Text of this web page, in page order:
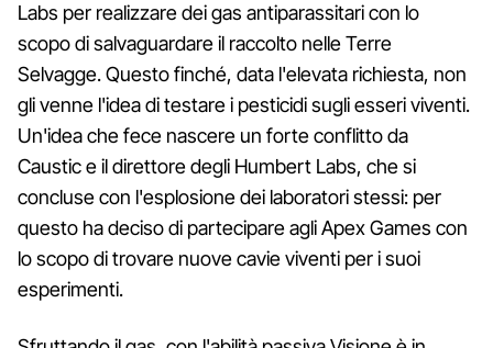
Labs per realizzare dei gas antiparassitari con lo
scopo di salvaguardare il raccolto nelle Terre
Selvagge. Questo finché, data l'elevata richiesta, non
gli venne l'idea di testare i pesticidi sugli esseri viventi.
Un'idea che fece nascere un forte conflitto da
Caustic e il direttore degli Humbert Labs, che si
concluse con l'esplosione dei laboratori stessi: per
questo ha deciso di partecipare agli Apex Games con
lo scopo di trovare nuove cavie viventi per i suoi
esperimenti.